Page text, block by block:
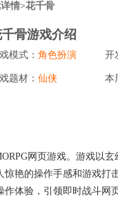
聚合盒子
全新UI上线
情>花千骨
骨游戏介绍
模式： 角色扮演 开
题材： 仙侠 本
网页游戏。游戏以
惊艳的操作手感和游戏
作体验，引领即时战斗网